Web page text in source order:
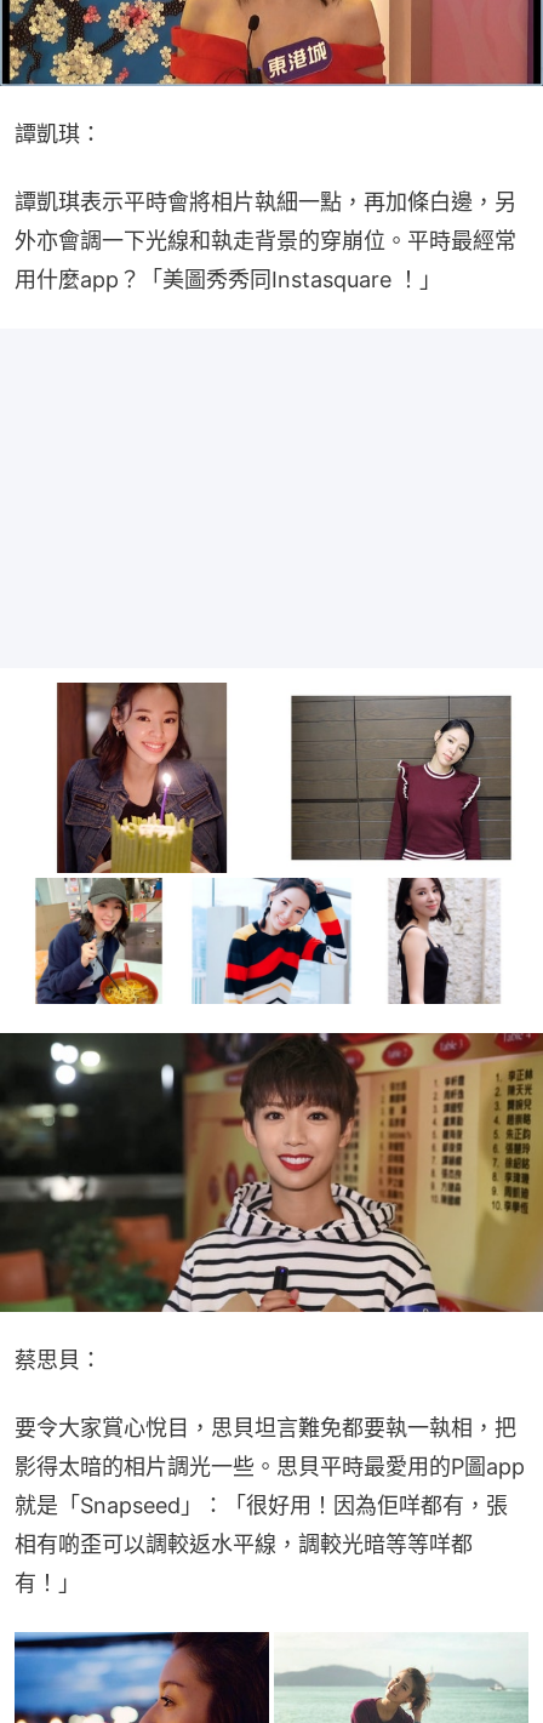
譚凱琪：
譚凱琪表示平時會將相片執細一點，再加條白邊，另
外亦會調一下光線和執走背景的穿崩位。平時最經常
用什麼app？「美圖秀秀同Instasquare ！」
蔡思貝：
要令大家賞心悅目，思貝坦言難免都要執一執相，把
影得太暗的相片調光一些。思貝平時最愛用的P圖app
就是「Snapseed」：「很好用！因為佢咩都有，張
相有啲歪可以調較返水平線，調較光暗等等咩都
有！」